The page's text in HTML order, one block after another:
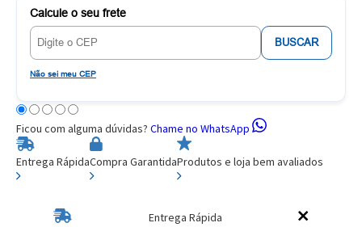
Calcule o seu frete
BUSCAR
Não sei meu CEP
Ficou com alguma dúvidas? Chame no WhatsApp
Entrega RápidaCompra GarantidaProdutos e loja bem avaliados
Entrega Rápida